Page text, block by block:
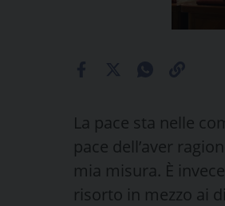
La pace sta nelle
pace dell’aver
mia misura. È
risorto in mezzo ai